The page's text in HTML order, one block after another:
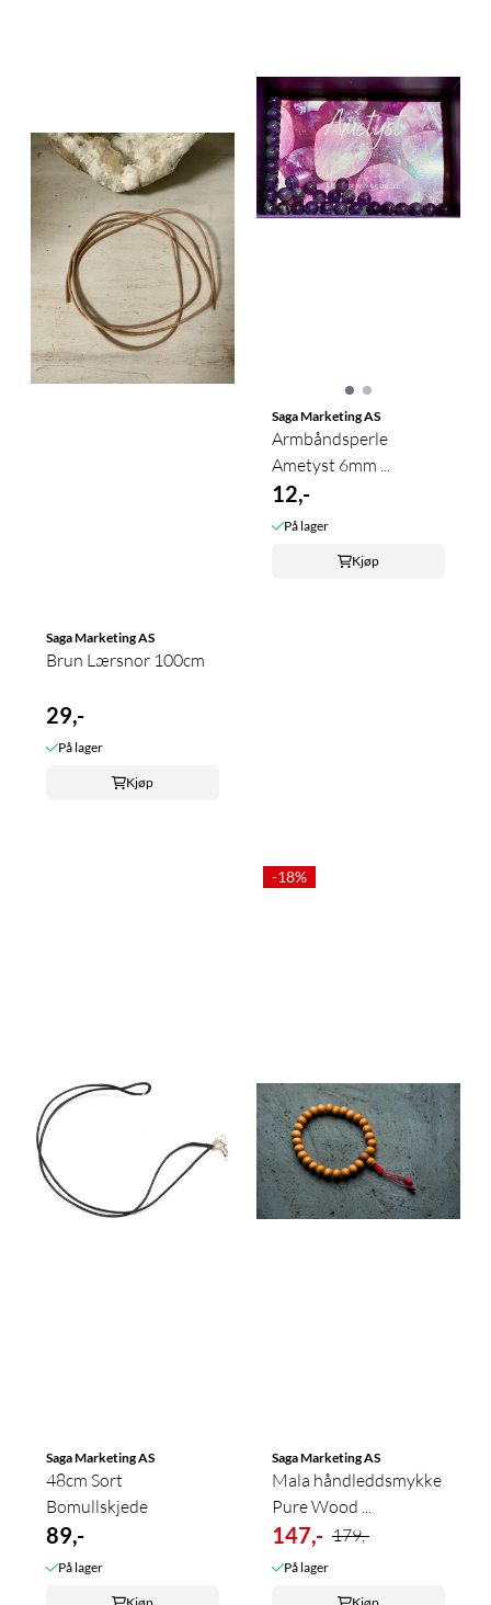
Saga Marketing AS
Brun Lærsnor 100cm
29,-
På lager
Kjøp
Saga Marketing AS
Armbåndsperle
Ametyst 6mm ...
12,-
På lager
Kjøp
Saga Marketing AS
48cm Sort
Bomullskjede
89,-
På lager
-18%
Saga Marketing AS
Mala håndleddsmykke
Pure Wood ...
147,- 179,-
På lager